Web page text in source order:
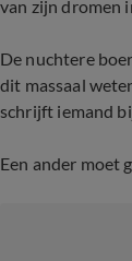
van zijn dromen
De nuchtere
dit massaal
schrijft iemand
Een ander moet